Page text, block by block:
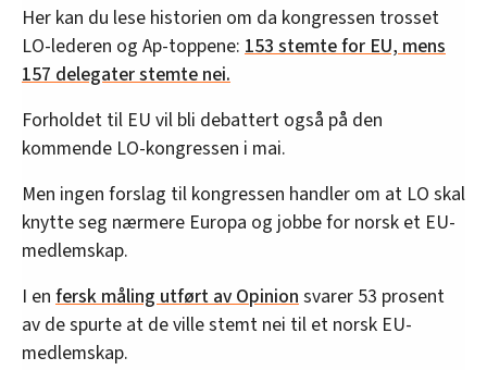
Her kan du lese historien om da kongressen trosset
LO-lederen og Ap-toppene: 153 stemte for EU, mens
157 delegater stemte nei.
Forholdet til EU vil bli debattert også på den
kommende LO-kongressen i mai.
Men ingen forslag til kongressen handler om at LO skal
knytte seg nærmere Europa og jobbe for norsk et EU-
medlemskap.
I en fersk måling utført av Opinionsvarer 53 prosent
av de spurte at de ville stemt nei til et norsk EU-
medlemskap.